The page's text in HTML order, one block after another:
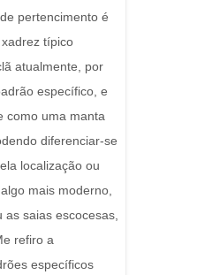
pertencimento é
típico
atualmente, por
específico, e
como uma manta
diferenciar-se
localização ou
mais moderno,
saias escocesas,
refiro a
específicos